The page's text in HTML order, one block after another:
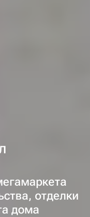
отделки
дома